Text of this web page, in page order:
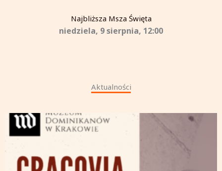
Najbliższa Msza Święta
niedziela, 9 sierpnia, 12:00
Aktualności